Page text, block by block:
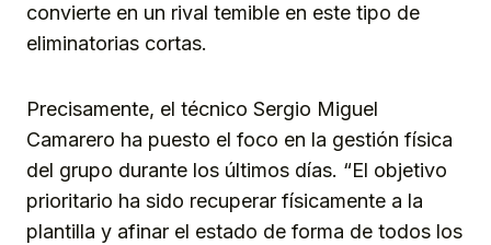
convierte en un rival temible en este tipo de
eliminatorias cortas.
Precisamente, el técnico Sergio Miguel
Camarero ha puesto el foco en la gestión física
del grupo durante los últimos días. “El objetivo
prioritario ha sido recuperar físicamente a la
plantilla y afinar el estado de forma de todos los